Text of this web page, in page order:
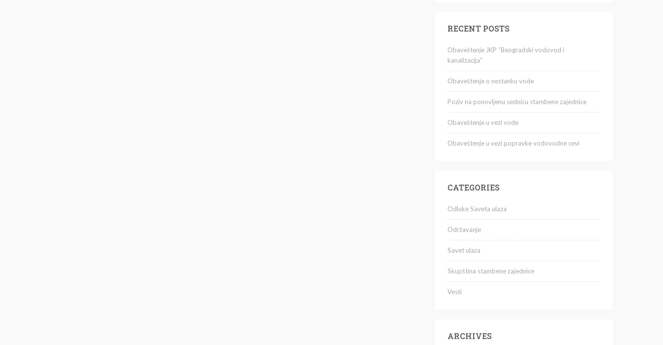
RECENT POSTS
Obaveštenje JKP “Beogradski vodovod i
kanalizacija”
Obaveštenje o nestanku vode
Poziv na ponovljenu sednicu stambene zajednice
Obaveštenje u vezi vode
Obaveštenje u vezi popravke vodovodne cevi
CATEGORIES
Odluke Saveta ulaza
Održavanje
Savet ulaza
Skupština stambene zajednice
Vesti
ARCHIVES